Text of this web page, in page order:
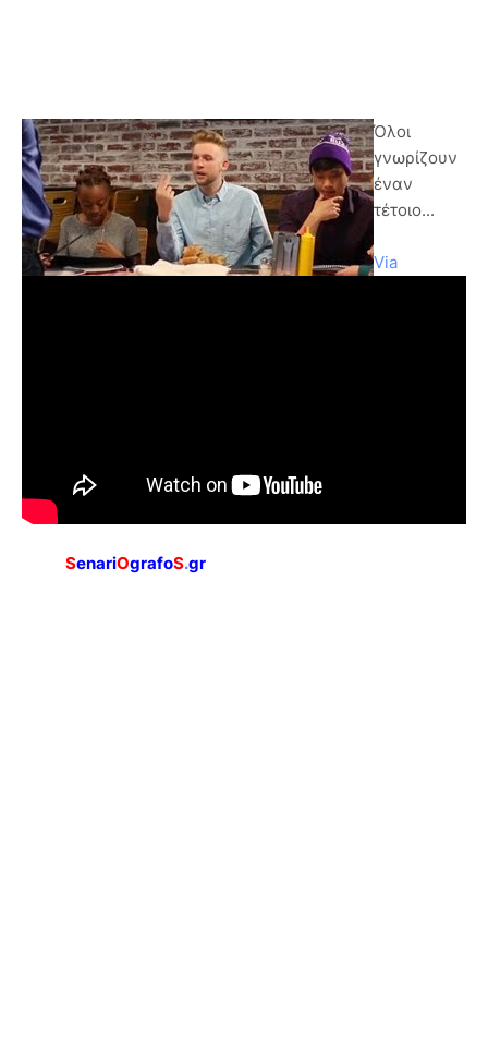
Όλοι
γνωρίζουν
έναν
τέτοιο...
Via
SenariOgrafoS.gr